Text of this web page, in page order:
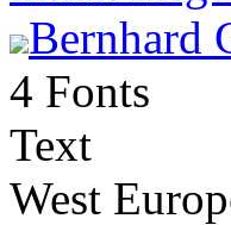
Bernhard
4 Fonts
Text
West